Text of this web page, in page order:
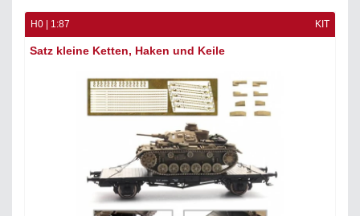
H0 | 1:87 KIT
Satz kleine Ketten, Haken und Keile